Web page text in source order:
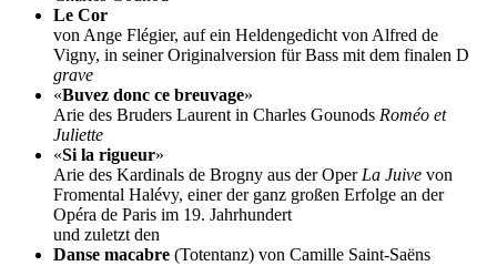
Le Cor
von Ange Flégier, auf ein Heldengedicht von Alfred de
Vigny, in seiner Originalversion für Bass mit dem finalen D
grave
«Buvez donc ce breuvage»
Arie des Bruders Laurent in Charles Gounods Roméo et
Juliette
«Si la rigueur»
Arie des Kardinals de Brogny aus der OperLa Juive von
Fromental Halévy, einer der ganz großen Erfolge an der
Opéra de Paris im 19. Jahrhundert
und zuletzt den
Danse macabre (Totentanz) von Camille Saint-Saëns